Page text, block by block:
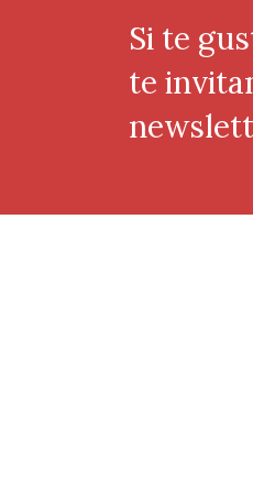
Si te
te